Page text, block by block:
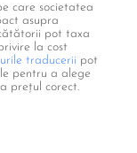
care societatea
asupra
pot taxa
la cost
traducerii pot
pentru a alege
prețul corect.